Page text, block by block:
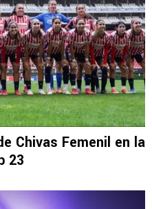
Chivas Femenil en la
23